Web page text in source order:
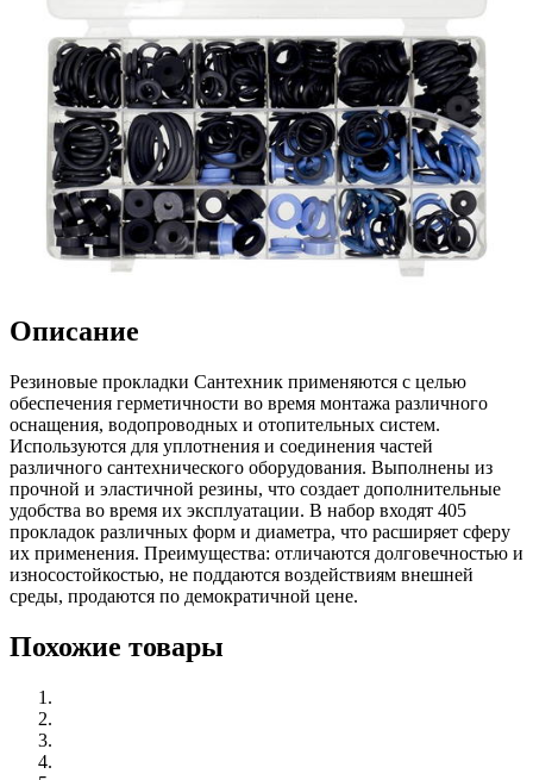
Описание
Резиновые прокладки Сантехник применяются с целью
обеспечения герметичности во время монтажа различного
оснащения, водопроводных и отопительных систем.
Используются для уплотнения и соединения частей
различного сантехнического оборудования. Выполнены из
прочной и эластичной резины, что создает дополнительные
удобства во время их эксплуатации. В набор входят 405
прокладок различных форм и диаметра, что расширяет сферу
их применения. Преимущества: отличаются долговечностью и
износостойкостью, не поддаются воздействиям внешней
среды, продаются по демократичной цене.
Похожие товары